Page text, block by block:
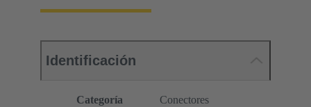
Identificación
Categoría
Conectores